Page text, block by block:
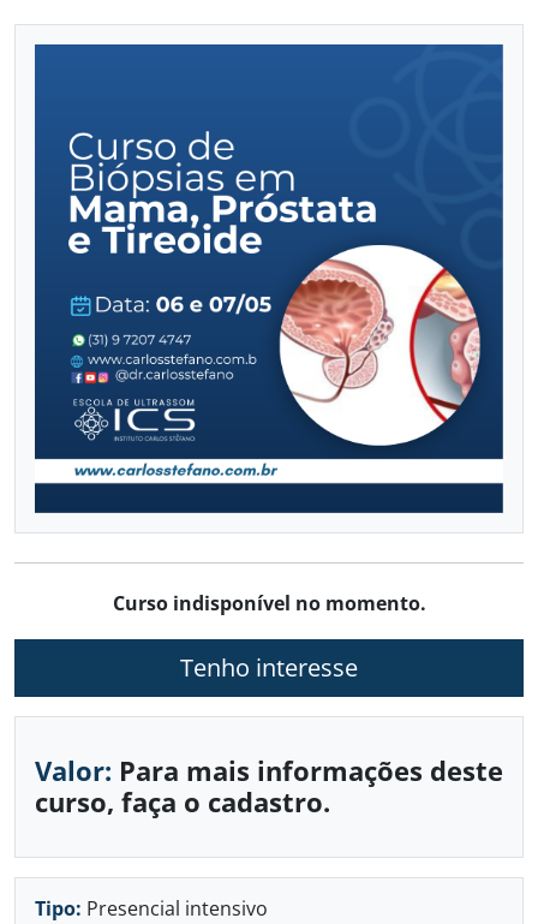
MUSCULOESQUELÉTICO
VASCULAR COM DOPPLER
CALENDÁRIO DE CURSOS
PARCEIROS
Já sou aluno
Curso indisponível no momento.
Tenho interesse
Valor: Para mais informações deste
curso, faça o cadastro.
Tipo: Presencial intensivo